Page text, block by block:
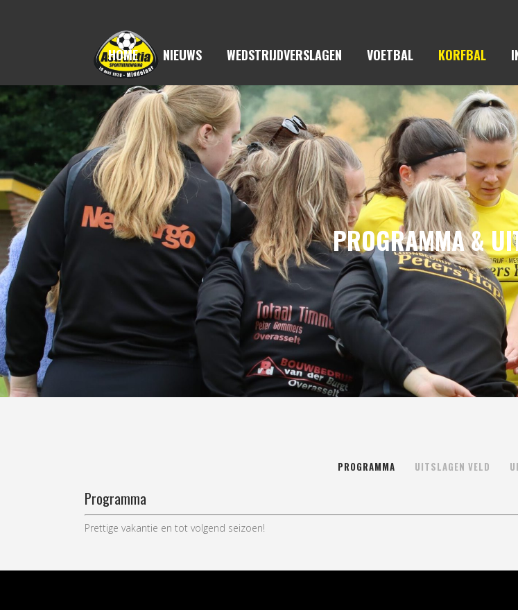
HOME NIEUWS WEDSTRIJDVERSLAGEN VOETBAL KORFBAL
PROGRAMMA &
PROGRAMMA UITSLAGEN VELD
Programma
Prettige vakantie en tot volgend seizoen!